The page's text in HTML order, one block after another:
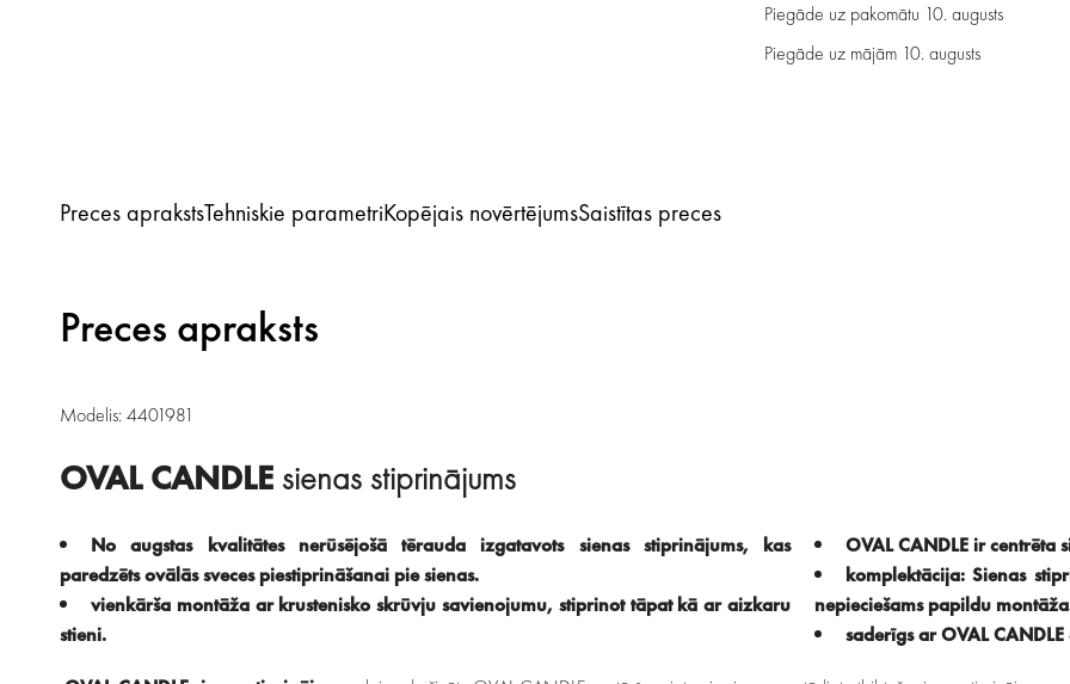
Piegāde uz pakomātu 10. augusts
Piegāde uz mājām 10. augusts
Preces aprakstsTehniskie parametriKopējais novērtējumsSaistītas preces
Preces apraksts
Modelis: 4401981
OVAL CANDLE sienas stiprinājums
No augstas kvalitātes nerūsējošā tērauda izgatavots sienas stiprinājums, kas
paredzēts ovālās sveces piestiprināšanai pie sienas.
vienkārša montāža ar krustenisko skrūvju savienojumu, stiprinot tāpat kā ar aizkaru
stieni.
OVAL CANDLE ir centrēta
komplektācija: Sienas
nepieciešams papildu
saderīgs ar OVAL